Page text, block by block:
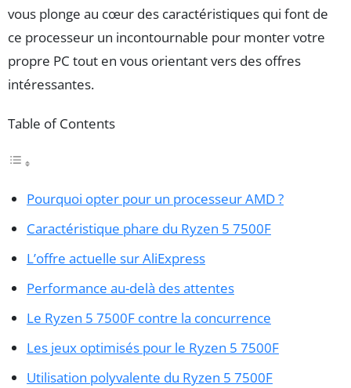
vous plonge au cœur des caractéristiques qui font de
ce processeur un incontournable pour monter votre
propre PC tout en vous orientant vers des offres
intéressantes.
Table of Contents
Pourquoi opter pour un processeur AMD ?
Caractéristique phare du Ryzen 5 7500F
L’offre actuelle sur AliExpress
Performance au-delà des attentes
Le Ryzen 5 7500F contre la concurrence
Les jeux optimisés pour le Ryzen 5 7500F
Utilisation polyvalente du Ryzen 5 7500F